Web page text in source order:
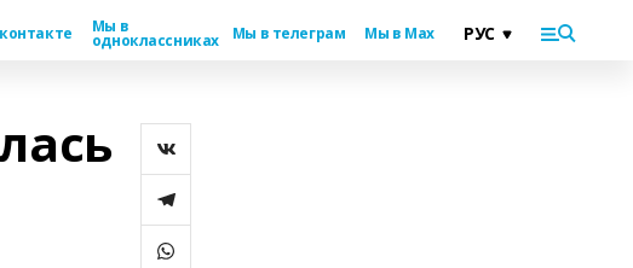
Мы в
одноклассниках Мы в телеграм Мы в Max